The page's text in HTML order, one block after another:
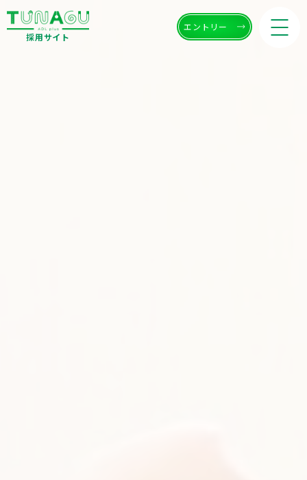
採用サイト
エントリー